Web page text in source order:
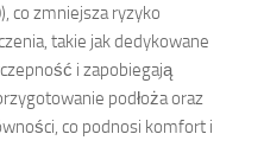
co zmniejsza ryzyko
takie jak dedykowane
i zapobiegają
podłoża oraz
co podnosi komfort i